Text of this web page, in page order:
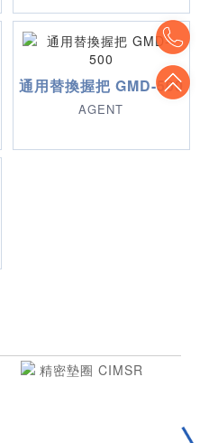
通用替換握把 GMD-500
AGENT